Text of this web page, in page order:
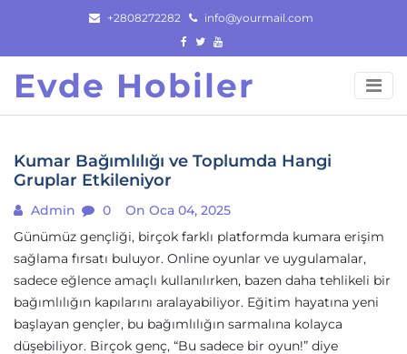
content
+2808272282 info@yourmail.com
Evde Hobiler
Kumar Bağımlılığı ve Toplumda Hangi
Gruplar Etkileniyor
Admin 0
On Oca 04, 2025
Günümüz gençliği, birçok farklı platformda kumara erişim
sağlama fırsatı buluyor. Online oyunlar ve uygulamalar,
sadece eğlence amaçlı kullanılırken, bazen daha tehlikeli bir
bağımlılığın kapılarını aralayabiliyor. Eğitim hayatına yeni
başlayan gençler, bu bağımlılığın sarmalına kolayca
düşebiliyor. Birçok genç, “Bu sadece bir oyun!” diye